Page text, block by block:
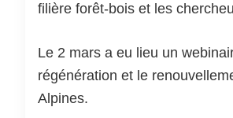
filière forêt-bois et les
Le 2 mars a eu lieu un
régénération et le
Alpines.